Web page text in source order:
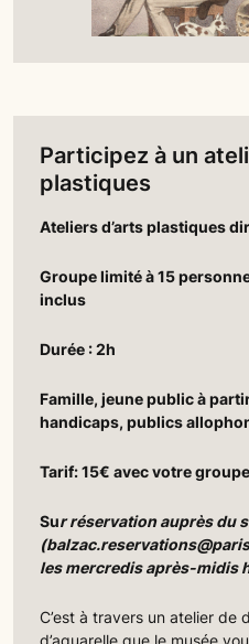
Participez à un
plastiques
Ateliers d’arts plastiques
Groupe limité à 15
inclus
Durée : 2h
Famille, jeune public à
handicaps, publics
Tarif: 15€ avec votre
Sur réservation auprès du
les mercredis après-midis
C’est à travers un atelier de